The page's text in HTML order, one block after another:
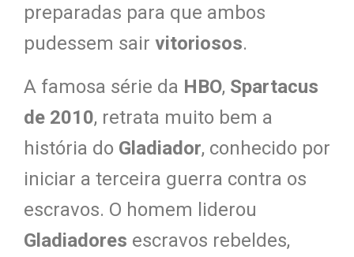
preparadas para que ambos
pudessem sair vitoriosos.
A famosa série da HBO, Spartacus
de 2010, retrata muito bem a
história do Gladiador, conhecido por
iniciar a terceira guerra contra os
escravos. O homem liderou
Gladiadores escravos rebeldes,